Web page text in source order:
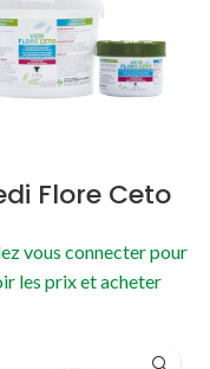
Flore Ceto
vous connecter pour
les prix et acheter